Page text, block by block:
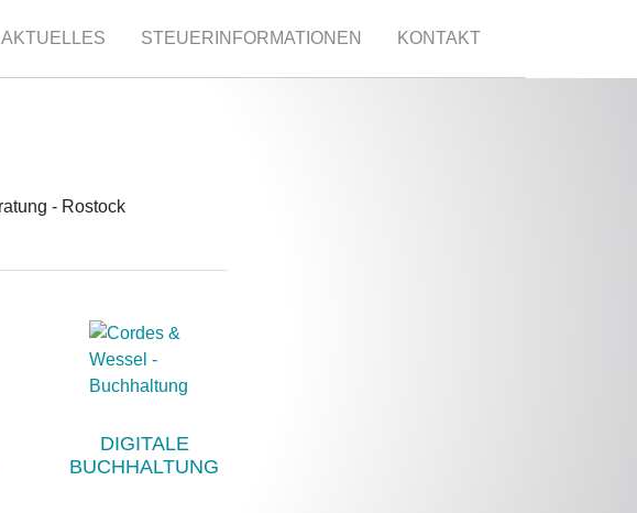
AKTUELLES STEUERINFORMATIONEN KONTAKT
DIGITALE
BUCHHALTUNG